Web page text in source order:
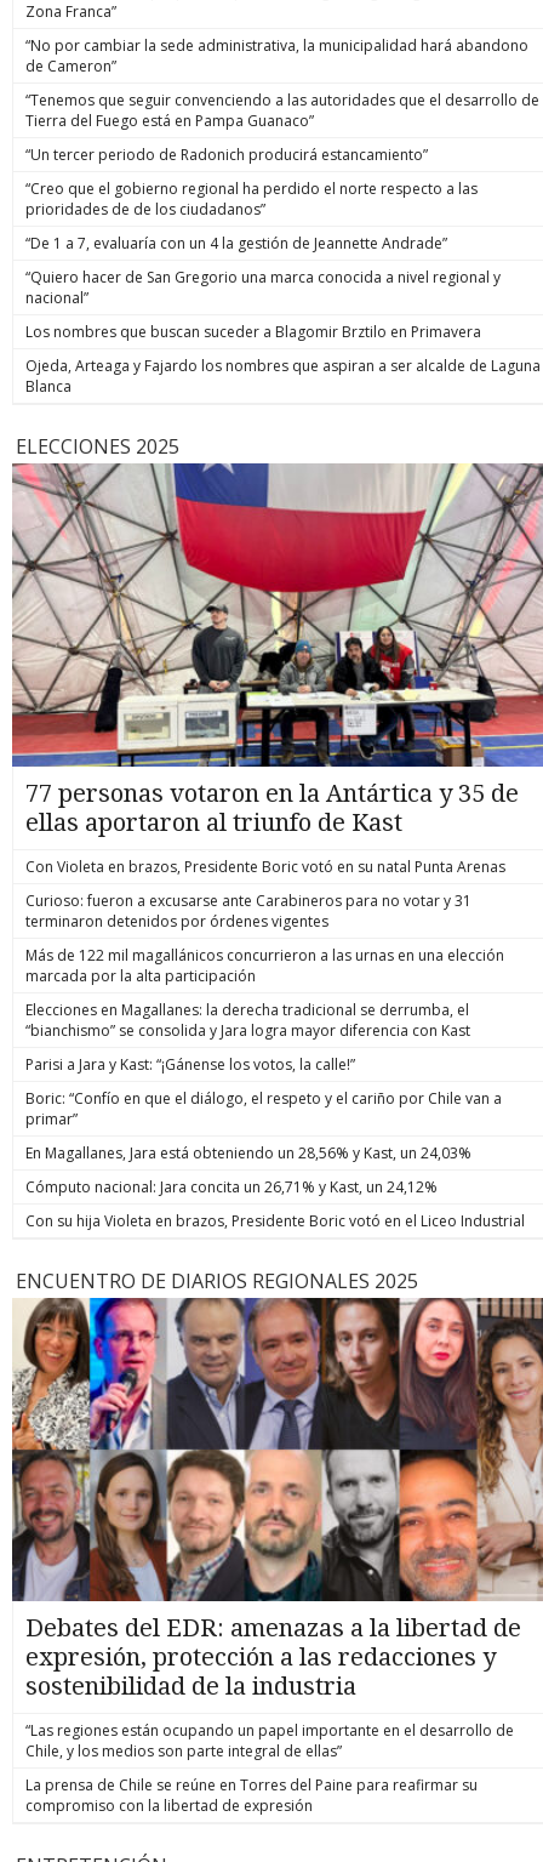
Zona Franca”
“No por cambiar la sede administrativa, la municipalidad hará abandono
de Cameron”
“Tenemos que seguir convenciendo a las autoridades que el desarrollo de
Tierra del Fuego está en Pampa Guanaco”
“Un tercer periodo de Radonich producirá estancamiento”
“Creo que el gobierno regional ha perdido el norte respecto a las
prioridades de de los ciudadanos”
“De 1 a 7, evaluaría con un 4 la gestión de Jeannette Andrade”
“Quiero hacer de San Gregorio una marca conocida a nivel regional y
nacional”
Los nombres que buscan suceder a Blagomir Brztilo en Primavera
Ojeda, Arteaga y Fajardo los nombres que aspiran a ser alcalde de Laguna
Blanca
ELECCIONES 2025
77 personas votaron en la Antártica y 35 de
ellas aportaron al triunfo de Kast
Con Violeta en brazos, Presidente Boric votó en su natal Punta Arenas
Curioso: fueron a excusarse ante Carabineros para no votar y 31
terminaron detenidos por órdenes vigentes
Más de 122 mil magallánicos concurrieron a las urnas en una elección
marcada por la alta participación
Elecciones en Magallanes: la derecha tradicional se derrumba, el
“bianchismo” se consolida y Jara logra mayor diferencia con Kast
Parisi a Jara y Kast: “¡Gánense los votos, la calle!”
Boric: “Confío en que el diálogo, el respeto y el cariño por Chile van a
primar”
En Magallanes, Jara está obteniendo un 28,56% y Kast, un 24,03%
Cómputo nacional: Jara concita un 26,71% y Kast, un 24,12%
Con su hija Violeta en brazos, Presidente Boric votó en el Liceo Industrial
ENCUENTRO DE DIARIOS REGIONALES 2025
Debates del EDR: amenazas a la libertad de
expresión, protección a las redacciones y
sostenibilidad de la industria
“Las regiones están ocupando un papel importante en el desarrollo de
Chile, y los medios son parte integral de ellas”
La prensa de Chile se reúne en Torres del Paine para reafirmar su
compromiso con la libertad de expresión